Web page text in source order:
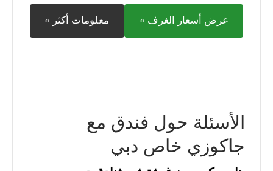
عرض أسعار الغرف » معلومات أكثر »
الأسئلة حول فندق مع
جاكوزي خاص دبي